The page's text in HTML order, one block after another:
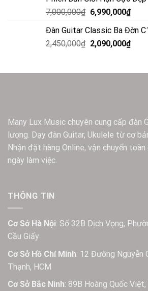
7,000,000₫ 6,990,000₫
Đàn Guitar Classic Ba Đờn
2,450,000₫ 2,090,000₫
Many Lux Music chuyên cung cấp đàn
lượng. Dạy đàn Guitar, Ukulele từ cơ
Nhận đặt hàng Online, vận chuyển
ngày làm việc.
THÔNG TIN
Cơ Sở Hà Nội: Số 32B Dịch Vọng,
Cầu Giấy
Cơ Sở Hồ Chí Minh: 12 Đường Nguyễn
Thạnh, HCM
Cơ Sở Bắc Ninh: 89B Hoàng Quốc